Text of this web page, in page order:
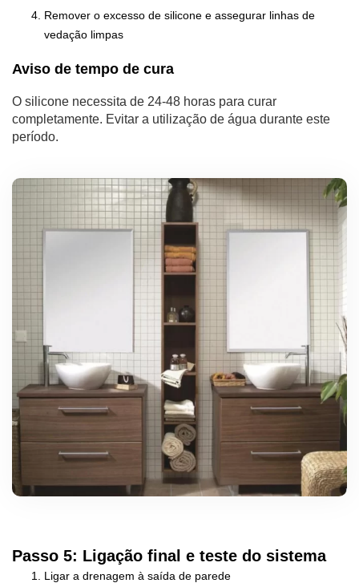
Remover o excesso de silicone e assegurar linhas de
vedação limpas
Aviso de tempo de cura
O silicone necessita de 24-48 horas para curar
completamente. Evitar a utilização de água durante este
período.
Passo 5: Ligação final e teste do sistema
Ligar a drenagem à saída de parede